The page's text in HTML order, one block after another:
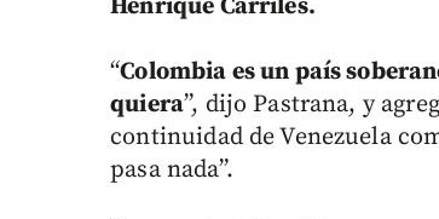
Henrique Carriles.
“Colombia es un país
quiera”, dijo Pastrana, y
continuidad de Venezuela
pasa nada”.